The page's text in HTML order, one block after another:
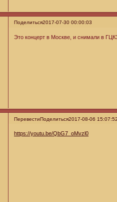
Поделиться2017-07-30 00:00:03
Это концерт в Москве, и снимали в
ПеревестиПоделиться2017-08-06
https://youtu.be/QbG7_oMvzl0